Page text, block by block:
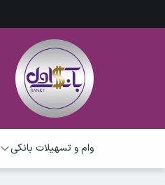
وام و تسهیلات بانکی